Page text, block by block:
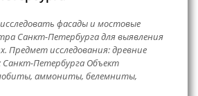
фасады и мостовые
Санкт-Петербурга для выявления
Предмет исследования: древние
Санкт-Петербурга Объект
аммониты, белемниты,